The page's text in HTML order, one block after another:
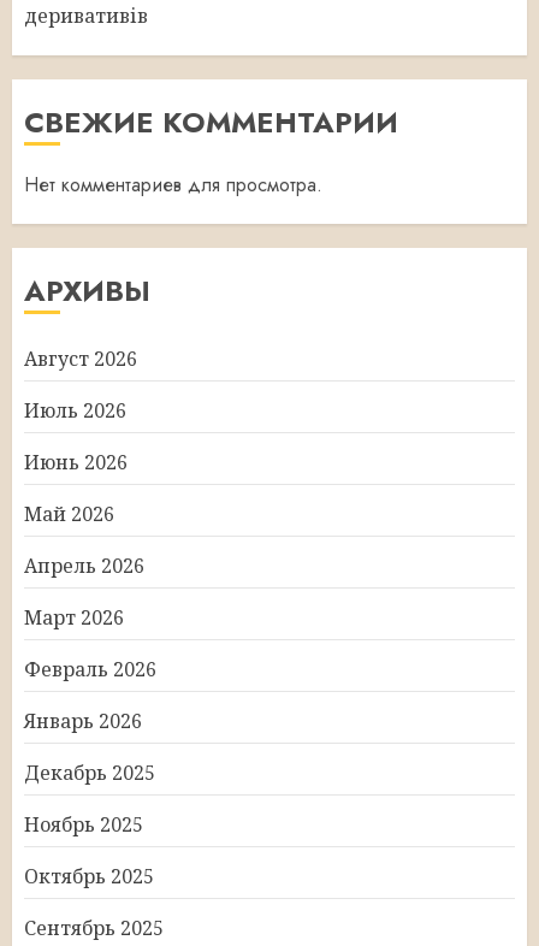
деривативів
СВЕЖИЕ КОММЕНТАРИИ
Нет комментариев для просмотра.
АРХИВЫ
Август 2026
Июль 2026
Июнь 2026
Май 2026
Апрель 2026
Март 2026
Февраль 2026
Январь 2026
Декабрь 2025
Ноябрь 2025
Октябрь 2025
Сентябрь 2025